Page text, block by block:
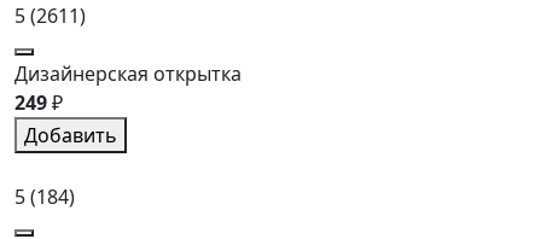
5(2611)
Дизайнерская открытка
249₽
Добавить
5(184)